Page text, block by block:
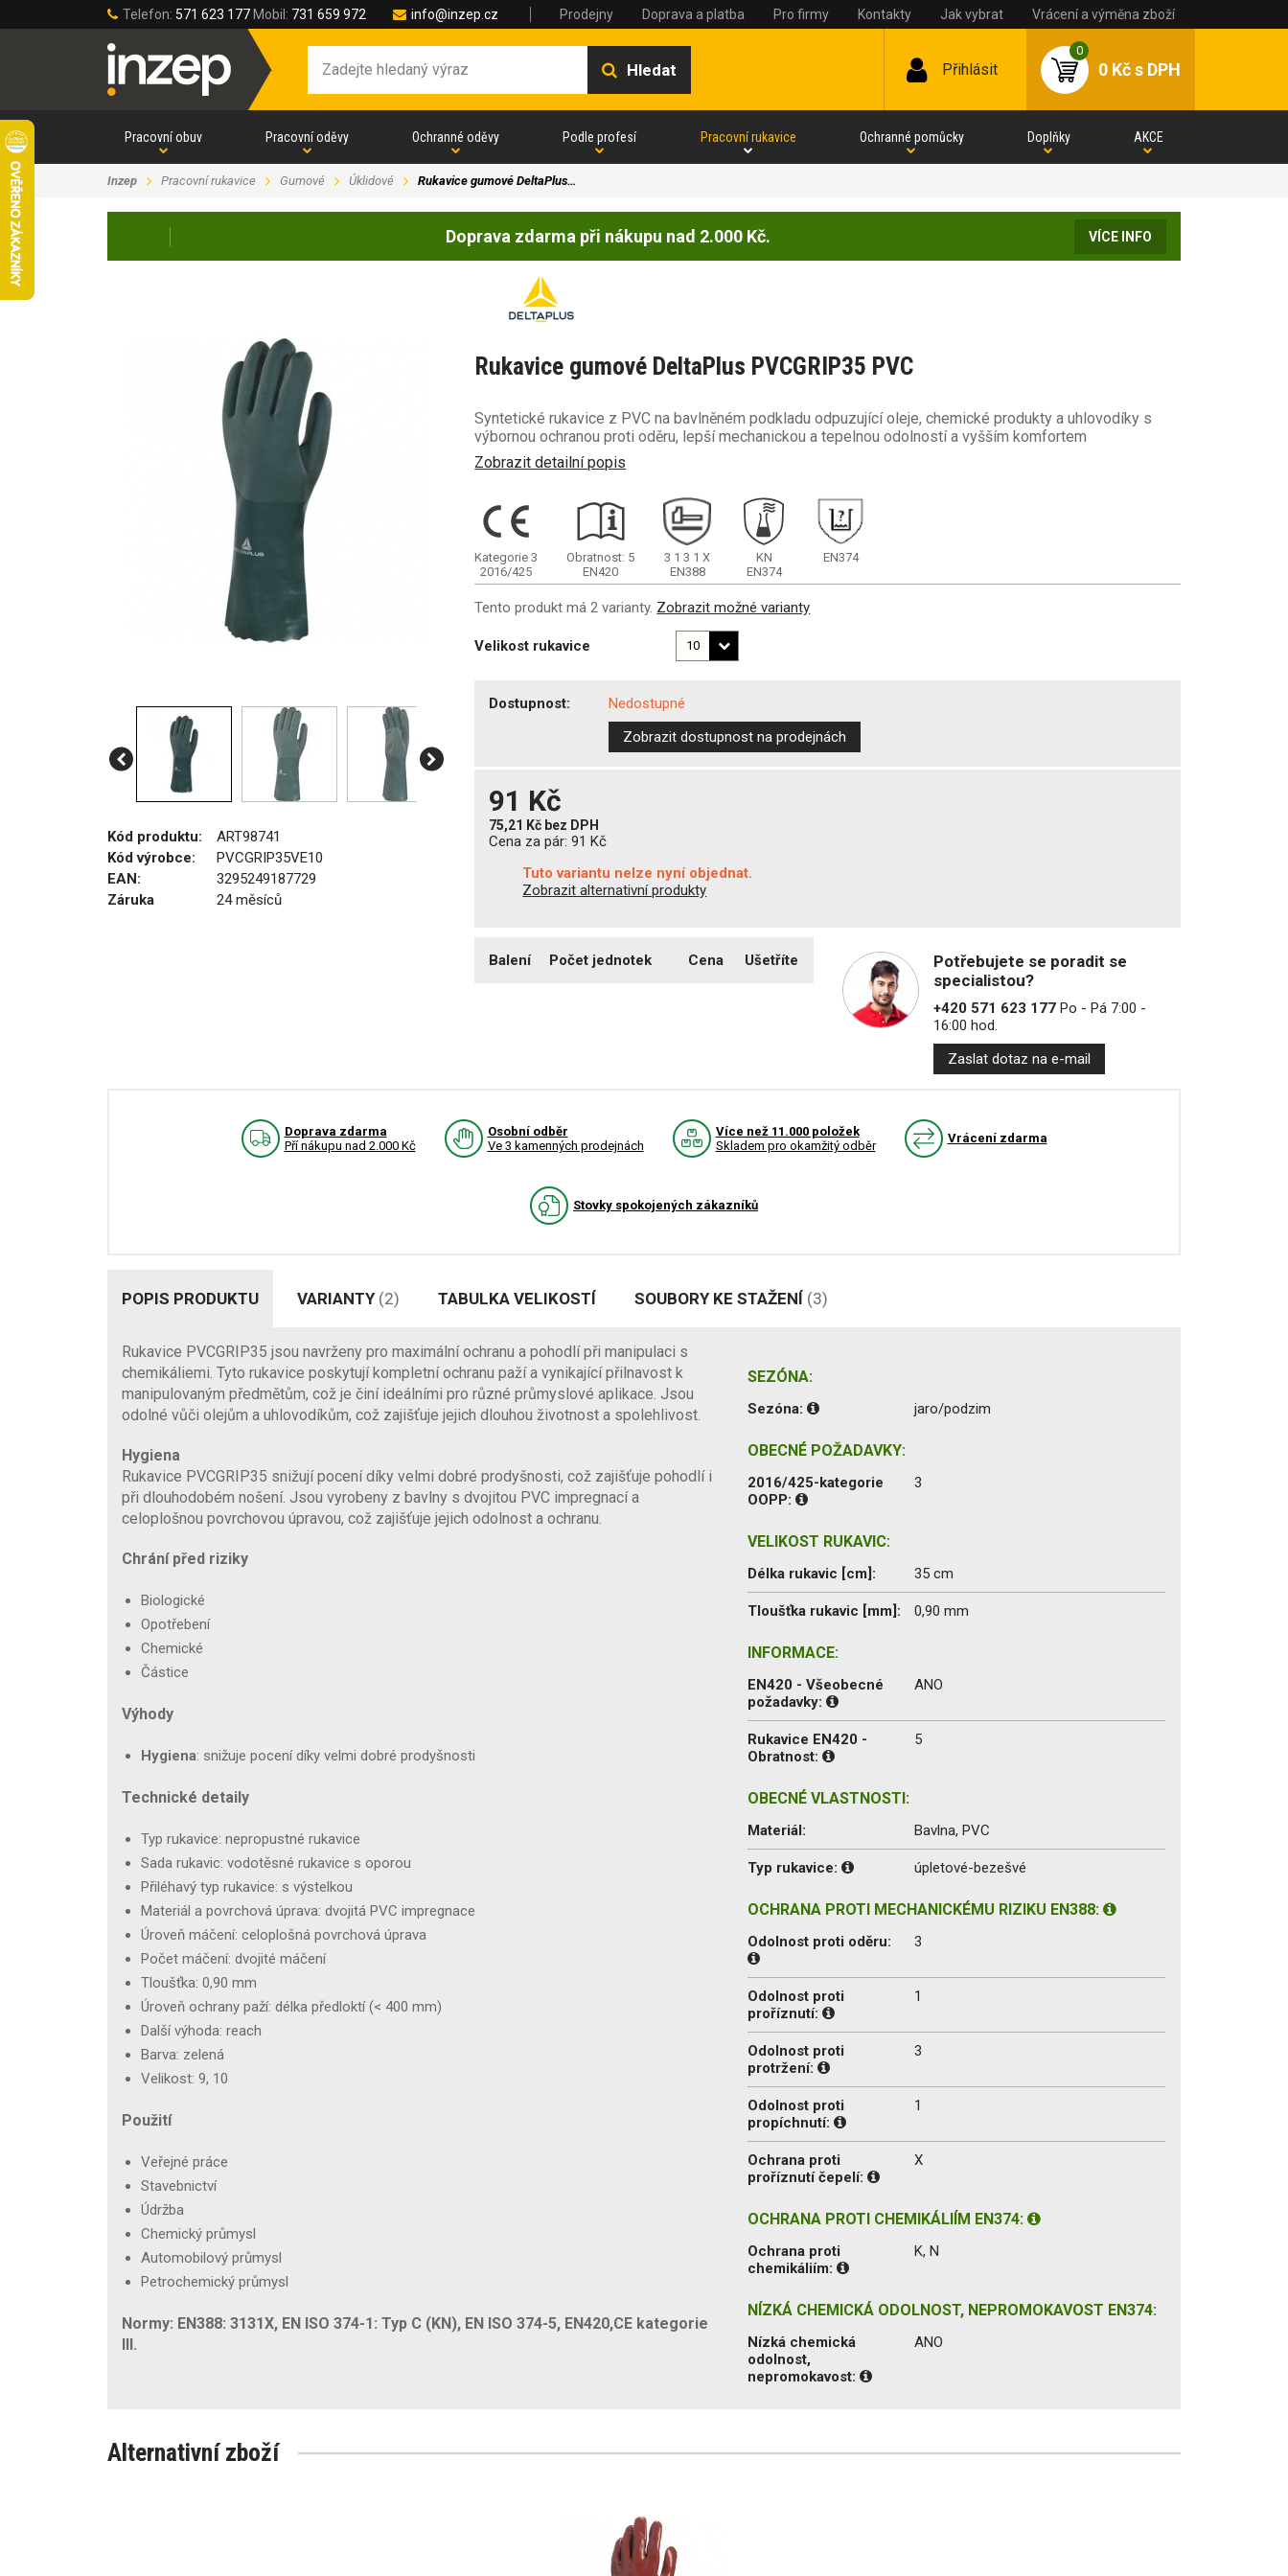
Telefon: 571 623 177 Mobil: 731 659 972 info@inzep.cz Prodejny Doprava a platba Pro firmy Kontakty Jak vybrat Vrácení a výměna zboží
Hledat Přihlásit
0
0 Kčs DPH
Pracovní obuv Pracovní oděvy Ochranné oděvy Podle profesí Pracovní rukavice Ochranné pomůcky Doplňky AKCE
Inzep Pracovní rukavice Gumové Úklidové Rukavice gumové DeltaPlus…
Doprava zdarma při nákupu nad 2.000 Kč. VÍCE INFO
Kód produktu:
ART98741
Kód výrobce:
PVCGRIP35VE10
EAN:
3295249187729
Záruka
24 měsíců
Rukavice gumové DeltaPlus PVCGRIP35 PVC
Syntetické rukavice z PVC na bavlněném podkladu odpuzující oleje, chemické produkty a uhlovodíky s
výbornou ochranou proti oděru, lepší mechanickou a tepelnou odolností a vyšším komfortem
Zobrazit detailní popis
Kategorie 3
2016/425
Obratnost: 5
EN420
3 13 1X
EN388
KN
EN374
EN374
Tento produkt má 2 varianty. Zobrazit možné varianty
Velikost rukavice
Dostupnost:
Nedostupné
Zobrazit dostupnost na prodejnách
91 Kč
75,21 Kč bez DPH
Cena za pár:91 Kč
Tuto variantu nelze nyní objednat.
Zobrazit alternativní produkty
Balení Počet jednotek Cena Ušetříte
Potřebujete se poradit se
specialistou?
+420 571 623 177Po - Pá 7:00 -
16:00 hod.
Zaslat dotaz na e-mail
Doprava zdarma
Pří nákupu nad 2.000 Kč
Osobní odběr
Ve 3 kamenných prodejnách
Více než 11.000 položek
Skladem pro okamžitý odběr
Vrácení zdarma
Stovky spokojených zákazníků
POPIS PRODUKTU VARIANTY (2) TABULKA VELIKOSTÍ SOUBORY KE STAŽENÍ (3)
Rukavice PVCGRIP35 jsou navrženy pro maximální ochranu a pohodlí při manipulaci s
chemikáliemi. Tyto rukavice poskytují kompletní ochranu paží a vynikající přilnavost k
manipulovaným předmětům, což je činí ideálními pro různé průmyslové aplikace. Jsou
odolné vůči olejům a uhlovodíkům, což zajišťuje jejich dlouhou životnost a spolehlivost.
Hygiena
Rukavice PVCGRIP35 snižují pocení díky velmi dobré prodyšnosti, což zajišťuje pohodlí i
při dlouhodobém nošení. Jsou vyrobeny z bavlny s dvojitou PVC impregnací a
celoplošnou povrchovou úpravou, což zajišťuje jejich odolnost a ochranu.
Chrání před riziky
Biologické
Opotřebení
Chemické
Částice
Výhody
Hygiena: snižuje pocení díky velmi dobré prodyšnosti
Technické detaily
Typ rukavice: nepropustné rukavice
Sada rukavic: vodotěsné rukavice s oporou
Přiléhavý typ rukavice: s výstelkou
Materiál a povrchová úprava: dvojitá PVC impregnace
Úroveň máčení: celoplošná povrchová úprava
Počet máčení: dvojité máčení
Tloušťka: 0,90 mm
Úroveň ochrany paží: délka předloktí (< 400 mm)
Další výhoda: reach
Barva: zelená
Velikost: 9, 10
Použití
Veřejné práce
Stavebnictví
Údržba
Chemický průmysl
Automobilový průmysl
Petrochemický průmysl
Normy: EN388: 3131X, EN ISO 374-1: Typ C (KN), EN ISO 374-5, EN420,CE kategorie
III.
SEZÓNA:
Sezóna: jaro/podzim
OBECNÉ POŽADAVKY:
2016/425-kategorie
OOPP:
3
VELIKOST RUKAVIC:
Délka rukavic [cm]: 35 cm
Tloušťka rukavic [mm]: 0,90 mm
INFORMACE:
EN420 - Všeobecné
požadavky:
ANO
Rukavice EN420 -
Obratnost:
5
OBECNÉ VLASTNOSTI:
Materiál: Bavlna, PVC
Typ rukavice: úpletové-bezešvé
OCHRANA PROTI MECHANICKÉMU RIZIKU EN388:
Odolnost proti oděru: 3
Odolnost proti
proříznutí:
1
Odolnost proti
protržení:
3
Odolnost proti
propíchnutí:
1
Ochrana proti
proříznutí čepelí:
X
OCHRANA PROTI CHEMIKÁLIÍM EN374:
Ochrana proti
chemikáliím:
K, N
NÍZKÁ CHEMICKÁ ODOLNOST, NEPROMOKAVOST EN374:
Nízká chemická
odolnost,
nepromokavost:
ANO
Alternativní zboží